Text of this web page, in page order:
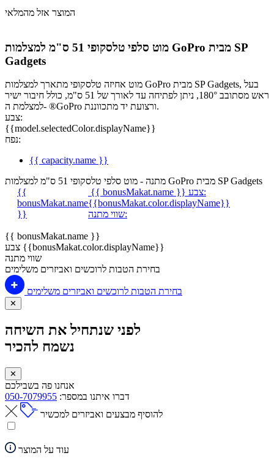
המוצר אזל מהמלאי
מוט סלפי טלסקופי 51 ס"מ למצלמות GoPro מבית SP
Gadgets
מוט אחיזה טלסקופי מתארך למצלמות GoPro מבית SP Gadgets, בעל
ראש מסתובב 180°, ניתן לפתיחה עד לאורך של 51 ס"מ, כולל חיבור ישיר
למצלמת ה- ®GoPro ורצועת יד מתכווננת.
צבע:
{{model.selectedColor.displayName}}
נפח:
{{ capacity.name }}
מתנה - מוט סלפי טלסקופי 51 ס"מ למצלמות GoPro מבית SP Gadgets
{{
bonusMakat.name
}}
{{ bonusMakat.name }}
צבע:
{{bonusMakat.color.displayName}}
שווי מתנה:
{{ bonusMakat.name }}
צבע {{bonusMakat.color.displayName}}
שווי מתנה
בחירת הטבות לרוכשים ואביזרים משלימים
בחירת הטבות לרוכשים ואביזרים משלימים
✕
לפני שנתחיל את השיחה
נשמח להכיר
✕
אנחנו פה בשבילכם
דברו איתנו במספר: 050-7079955
להוסיף מבצעים ואביזרים למכשיר
עוד על המוצר